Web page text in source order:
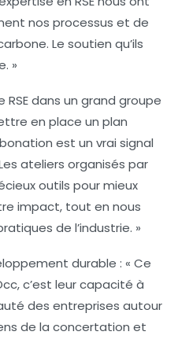
nos processus et de
Le soutien qu’ils
»
RSE dans un grand groupe
en place un plan
est un vrai signal
ateliers organisés par
outils pour mieux
impact, tout en nous
de l’industrie. »
durable : « Ce
c’est leur capacité à
des entreprises autour
de la concertation et